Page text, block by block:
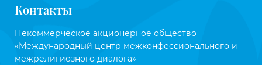
Контакты
Некоммерческое акционерное общество
«Международный центр межконфессионального и
межрелигиозного диалога»